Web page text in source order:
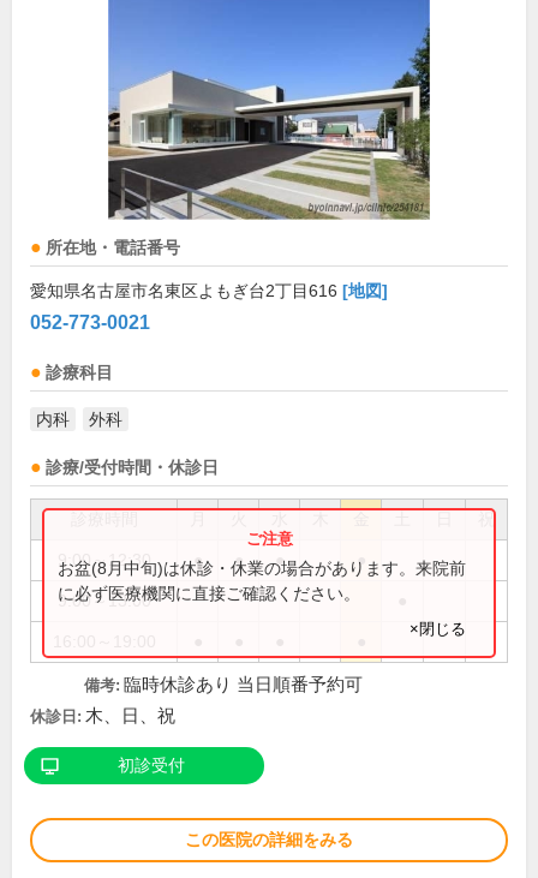
所在地・電話番号
愛知県名古屋市名東区よもぎ台2丁目616 [地図]
052-773-0021
診療科目
内科 外科
診療/受付時間・休診日
祝
9:00～12:30 ● ● ● ●
9:00～13:00
お盆(8月中旬)は休診・休業の場合があります。来院前
に必ず医療機関に直接ご確認ください。
×閉じる
備考: 臨時休診あり 当日順番予約可
休診日: 木、日、祝
初診受付
この医院の詳細をみる